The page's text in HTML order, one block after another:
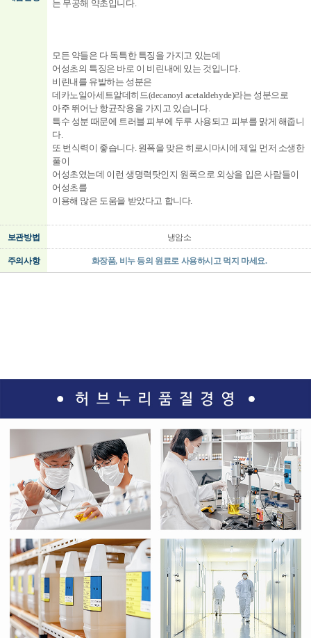
는 무공해 약초입니다.
모든 약들은 다 독특한 특징을 가지고 있는데
어성초의 특징은 바로 이 비린내에 있는 것입니다.
비린내를 유발하는 성분은
데카노일아세트알데히드(decanoyl acetaldehyde)라는 성분으로
아주 뛰어난 항균작용을 가지고 있습니다.
특수 성분 때문에 트러블 피부에 두루 사용되고 피부를 맑게 해줍니
다.
또 번식력이 좋습니다. 원폭을 맞은 히로시마시에 제일 먼저 소생한
풀이
어성초였는데 이런 생명력탓인지 원폭으로 외상을 입은 사람들이
어성초를
이용해 많은 도움을 받았다고 합니다.
보관방법 냉암소
주의사항 화장품, 비누 등의 원료로 사용하시고 먹지 마세요.